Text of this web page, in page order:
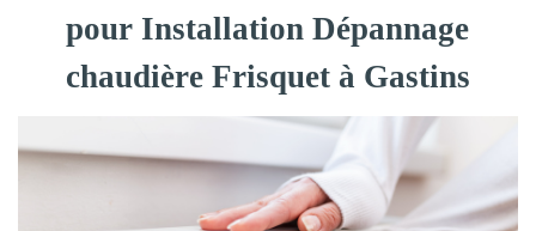
pour Installation Dépannage
chaudière Frisquet à Gastins